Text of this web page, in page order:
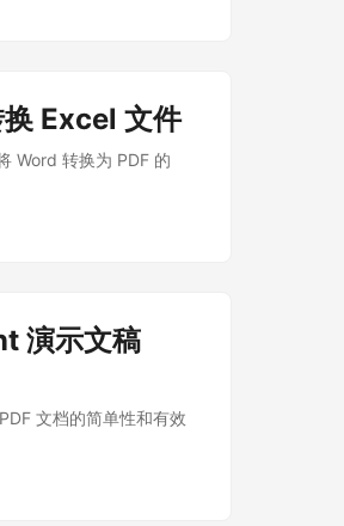
Excel 文件
Word 转换为 PDF 的
演示文稿
文档的简单性和有效